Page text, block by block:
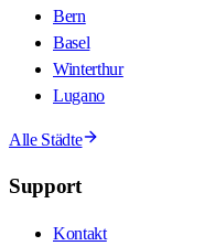
Bern
Basel
Winterthur
Lugano
Alle Städte
Support
Kontakt